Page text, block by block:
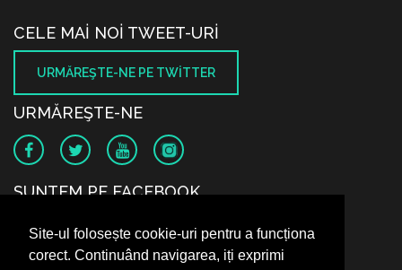
Site-ul folosește cookie-uri pentru a funcționa
corect. Continuând navigarea, iți exprimi
CELE MAI NOI TWEET-URI
URMĂREŞTE-NE PE TWITTER
URMĂREŞTE-NE
SUNTEM PE FACEBOOK